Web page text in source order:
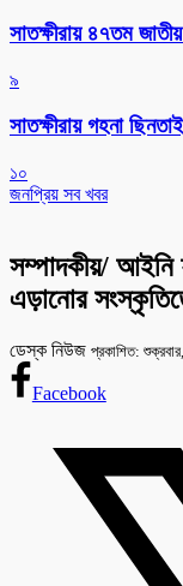
সাতক্ষীরায় ৪৭তম
৯
সাতক্ষীরায় গহনা
১০
জনপ্রিয় সব খবর
সম্পাদকীয়/
এড়ানোর
ডেস্ক নিউজ প্রকাশিত:
Facebook